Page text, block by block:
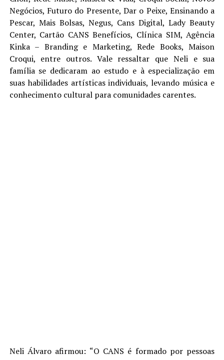
Negócios, Futuro do Presente, Dar o Peixe, Ensinando a
Pescar, Mais Bolsas, Negus, Cans Digital, Lady Beauty
Center, Cartão CANS Benefícios, Clínica SIM, Agência
Kinka – Branding e Marketing, Rede Books, Maison
Croqui, entre outros. Vale ressaltar que Neli e sua
família se dedicaram ao estudo e à especialização em
suas habilidades artísticas individuais, levando música e
conhecimento cultural para comunidades carentes.
Neli Álvaro afirmou: “O CANS é formado por pessoas